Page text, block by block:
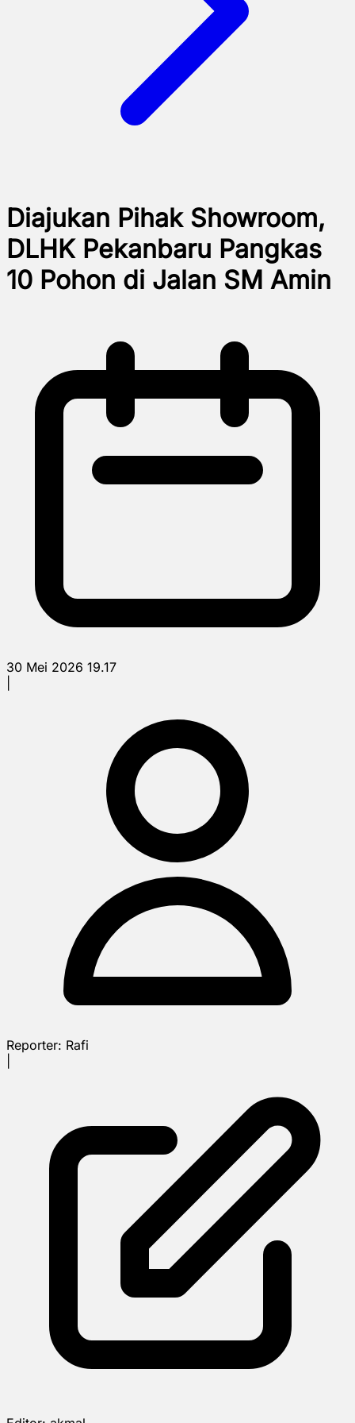
Diajukan Pihak Showroom,
DLHK Pekanbaru Pangkas
10 Pohon di Jalan SM Amin
30 Mei 2026 19.17
Reporter: Rafi